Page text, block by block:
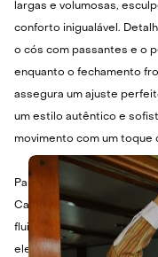
largas e volumosas,
conforto inigualável.
o cós com passantes e o
enquanto o fechamento
assegura um ajuste
um estilo autêntico e
movimento com um toque
Para um visual que
Calça Barrel Yukon com
fluida. Nos pés, scarpins
elevam a produção,